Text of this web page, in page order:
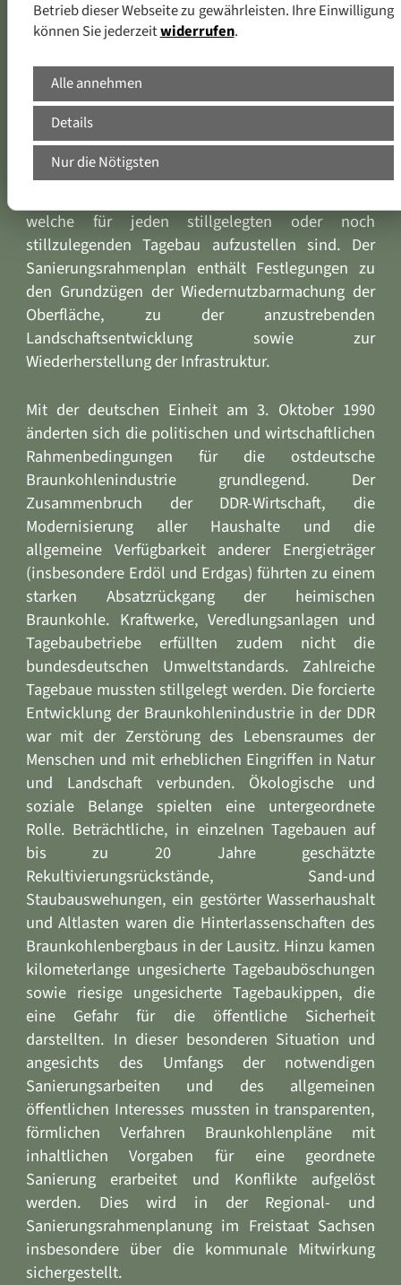
Sanierungsrahmenpläne
Sanierungsrahmenpläne sind eine besondere
welche für jeden stillgelegten oder noch
stillzulegenden Tagebau aufzustellen sind. Der
Sanierungsrahmenplan enthält Festlegungen zu
den Grundzügen der Wiedernutzbarmachung der
Oberfläche, zu der anzustrebenden
Landschaftsentwicklung sowie zur
Wiederherstellung der Infrastruktur.
Mit der deutschen Einheit am 3. Oktober 1990
änderten sich die politischen und wirtschaftlichen
Rahmenbedingungen für die ostdeutsche
Braunkohlenindustrie grundlegend. Der
Zusammenbruch der DDR-Wirtschaft, die
Modernisierung aller Haushalte und die
allgemeine Verfügbarkeit anderer Energieträger
(insbesondere Erdöl und Erdgas) führten zu einem
starken Absatzrückgang der heimischen
Braunkohle. Kraftwerke, Veredlungsanlagen und
Tagebaubetriebe erfüllten zudem nicht die
bundesdeutschen Umweltstandards. Zahlreiche
Tagebaue mussten stillgelegt werden. Die forcierte
Entwicklung der Braunkohlenindustrie in der DDR
war mit der Zerstörung des Lebensraumes der
Menschen und mit erheblichen Eingriffen in Natur
und Landschaft verbunden. Ökologische und
soziale Belange spielten eine untergeordnete
Rolle. Beträchtliche, in einzelnen Tagebauen auf
bis zu 20 Jahre geschätzte
Rekultivierungsrückstände, Sand-und
Staubauswehungen, ein gestörter Wasserhaushalt
und Altlasten waren die Hinterlassenschaften des
Braunkohlenbergbaus in der Lausitz. Hinzu kamen
kilometerlange ungesicherte Tagebauböschungen
sowie riesige ungesicherte Tagebaukippen, die
eine Gefahr für die öffentliche Sicherheit
darstellten. In dieser besonderen Situation und
angesichts des Umfangs der notwendigen
Sanierungsarbeiten und des allgemeinen
öffentlichen Interesses mussten in transparenten,
förmlichen Verfahren Braunkohlenpläne mit
inhaltlichen Vorgaben für eine geordnete
Sanierung erarbeitet und Konflikte aufgelöst
werden. Dies wird in der Regional- und
Sanierungsrahmenplanung im Freistaat Sachsen
insbesondere über die kommunale Mitwirkung
sichergestellt.
Betrieb dieser Webseite zu gewährleisten. Ihre Einwilligung
können Sie jederzeitwiderrufen.
Alle annehmen
Details
Nur die Nötigsten